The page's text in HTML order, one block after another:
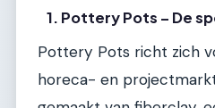
1. Pottery Pots – De
Pottery Pots richt zich
horeca- en